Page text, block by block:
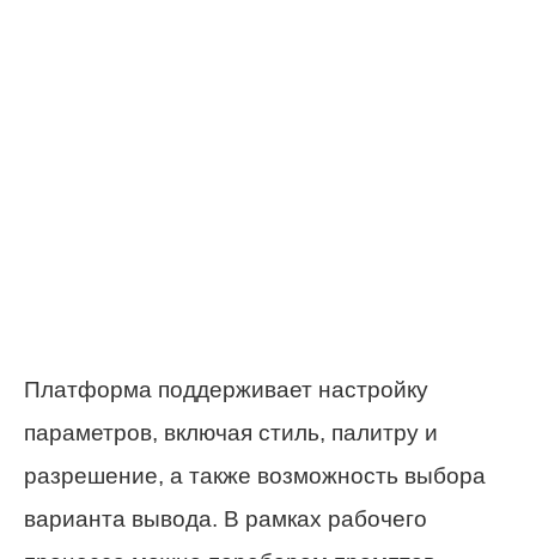
Платформа поддерживает настройку
параметров, включая стиль, палитру и
разрешение, а также возможность выбора
варианта вывода. В рамках рабочего